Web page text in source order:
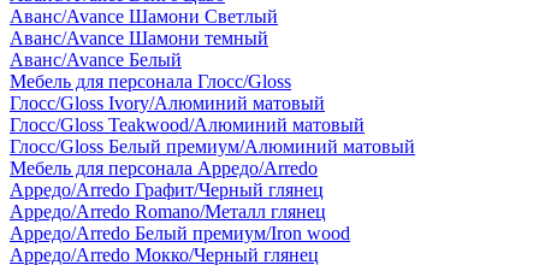
Аванс/Avance Шамони Светлый
Аванс/Avance Шамони темный
Аванс/Avance Белый
Мебель для персонала Глосс/Gloss
Глосс/Gloss Ivory/Алюминий матовый
Глосс/Gloss Teakwood/Алюминий матовый
Глосс/Gloss Белый премиум/Алюминий матовый
Мебель для персонала Арредо/Arredo
Арредо/Arredo Графит/Черный глянец
Арредо/Arredo Romano/Металл глянец
Арредо/Arredo Белый премиум/Iron wood
Арредо/Arredo Мокко/Черный глянец